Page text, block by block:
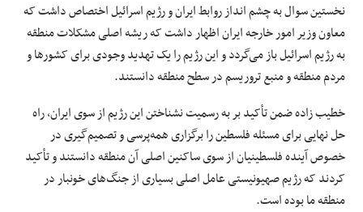
نخستین سوال به چشم انداز روابط ایران و رژیم اسرائیل اختصاص داشت که
معاون وزیر امور خارجه ایران اظهار داشت که ریشه اصلی مشکلات منطقه
به رژیم اسرائیل باز می‌گردد و این رژیم را یک تهدید وجودی برای کشورها و
مردم منطقه و منبع تروریسم در سطح منطقه دانستند.
خطیب زاده ضمن تأکید بر به رسمیت نشناختن این رژیم از سوی ایران، راه
حل نهایی برای مسئله فلسطین را برگزاری همه‌پرسی و تصمیم‌گیری در
خصوص آینده فلسطینیان از سوی ساکنین اصلی آن منطقه دانستند و تأکید
کردند که رژیم صهیونیستی عامل اصلی بسیاری از جنگ‌های خونبار در
منطقه ما بوده است.